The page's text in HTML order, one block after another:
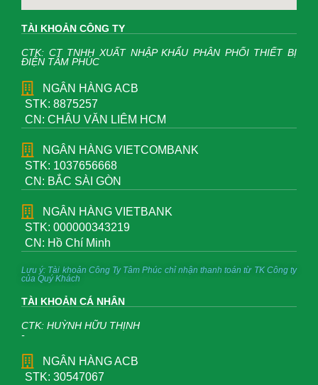
TÀI KHOẢN CÔNG TY
CTK: CT TNHH XUẤT NHẬP KHẨU PHÂN PHỐI THIẾT BỊ
ĐIỆN TÂM PHÚC
NGÂN HÀNG ACB
STK: 8875257
CN: CHÂU VĂN LIÊM HCM
NGÂN HÀNG VIETCOMBANK
STK: 1037656668
CN: BẮC SÀI GÒN
NGÂN HÀNG VIETBANK
STK: 000000343219
CN: Hồ Chí Minh
Lưu ý: Tài khoản Công Ty Tâm Phúc chỉ nhận thanh toán từ TK Công ty
của Quý Khách
TÀI KHOẢN CÁ NHÂN
CTK: HUỲNH HỮU THỊNH
-
NGÂN HÀNG ACB
STK: 30547067